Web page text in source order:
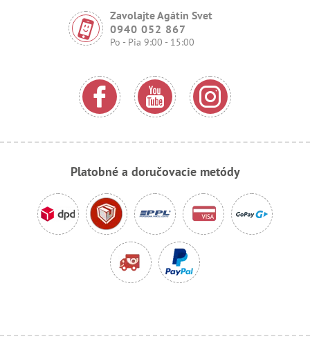
Zavolajte Agátin Svet
0940 052 867
Po - Pia 9:00 - 15:00
Platobné a doručovacie metódy